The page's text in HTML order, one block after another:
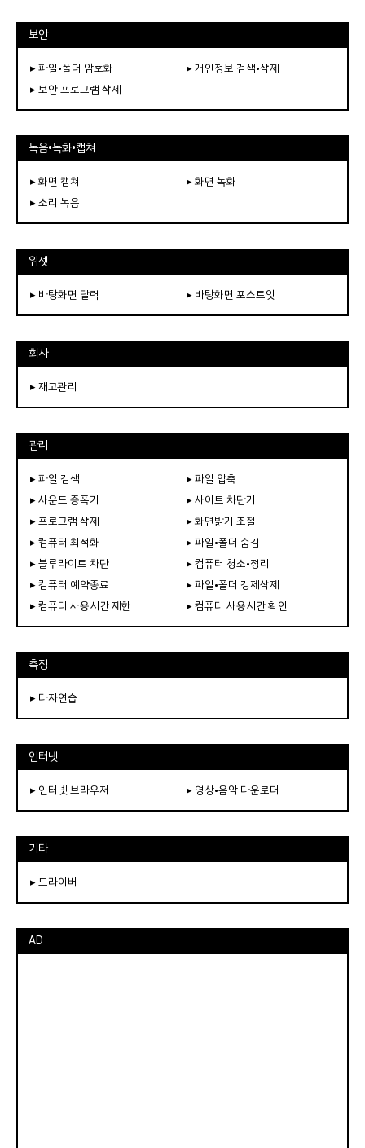
보안
▸ 파일•폴더 암호화
▸ 개인정보 검색•삭제
▸ 보안 프로그램 삭제
녹음•녹화•캡쳐
▸ 화면 캡쳐
▸ 화면 녹화
▸ 소리 녹음
위젯
▸ 바탕화면 달력 ▸ 바탕화면 포스트잇
회사
▸ 재고관리
관리
▸ 파일 검색
▸ 파일 압축
▸ 사운드 증폭기
▸ 사이트 차단기
▸ 프로그램 삭제
▸ 화면밝기 조절
▸ 컴퓨터 최적화
▸ 파일•폴더 숨김
▸ 블루라이트 차단
▸ 컴퓨터 청소•정리
▸ 컴퓨터 예약종료
▸ 파일•폴더 강제삭제
▸ 컴퓨터 사용시간 제한
▸ 컴퓨터 사용시간 확인
측정
▸ 타자연습
인터넷
▸ 인터넷 브라우저 ▸ 영상•음악 다운로더
기타
▸ 드라이버
AD